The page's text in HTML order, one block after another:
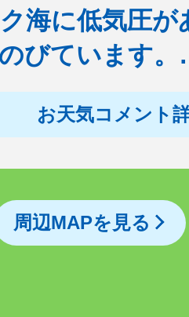
海に低気圧が
びています
お天気コメント
周辺MAPを見る